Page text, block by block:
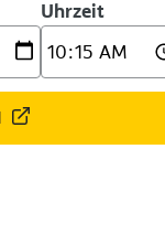
Uhrzeit